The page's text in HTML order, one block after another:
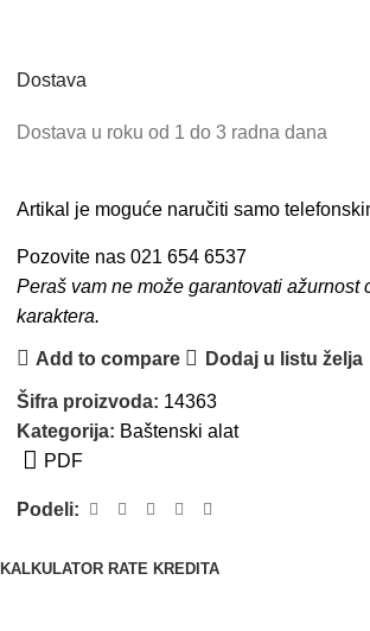
Dostava
Dostava u roku od 1 do 3 radna dana
Artikal je moguće naručiti samo
Pozovite nas 021 654 6537
Peraš vam ne može garantovati
karaktera.
Add to compare Dodaj u listu želja
Šifra proizvoda: 14363
Kategorija: Baštenski alat
PDF
Podeli:
KALKULATOR RATE KREDITA